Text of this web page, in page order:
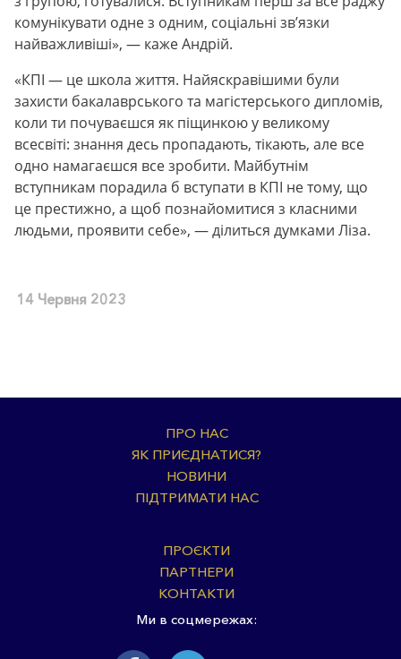
комунікувати одне з одним, соціальні звʼязки
найважливіші», — каже Андрій.
«КПІ — це школа життя. Найяскравішими були
захисти бакалаврського та магістерського дипломів,
коли ти почуваєшся як піщинкою у великому
всесвіті: знання десь пропадають, тікають, але все
одно намагаєшся все зробити. Майбутнім
вступникам порадила б вступати в КПІ не тому, що
це престижно, а щоб познайомитися з класними
людьми, проявити себе», — ділиться думками Ліза.
14 Червня 2023
ПРО НАС
ЯК ПРИЄДНАТИСЯ?
НОВИНИ
ПІДТРИМАТИ НАС
ПРОЄКТИ
ПАРТНЕРИ
КОНТАКТИ
Ми в соцмережах: